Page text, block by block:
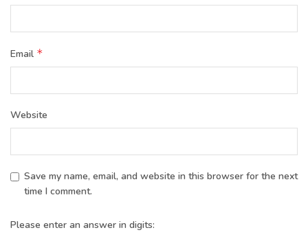
Email *
Website
Save my name, email, and website in this browser for the next
time I comment.
Please enter an answer in digits: